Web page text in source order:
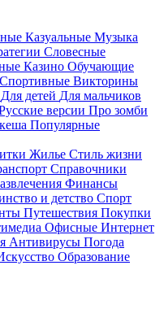
Казуальные Музыка
Словесные
Казино Обучающие
Спортивные Викторины
Для детей Для мальчиков
версии Про зомби
Популярные
Жилье Стиль жизни
Справочники
Финансы
и детство Спорт
Путешествия Покупки
Офисные Интернет
Антивирусы Погода
Образование